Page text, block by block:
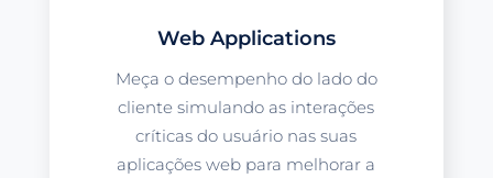
Web Applications
Meça o desempenho do lado do
cliente simulando as interações
críticas do usuário nas suas
aplicações web para melhorar a